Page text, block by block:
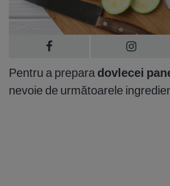
Pentru a prepara dovlecei
nevoie de următoarele